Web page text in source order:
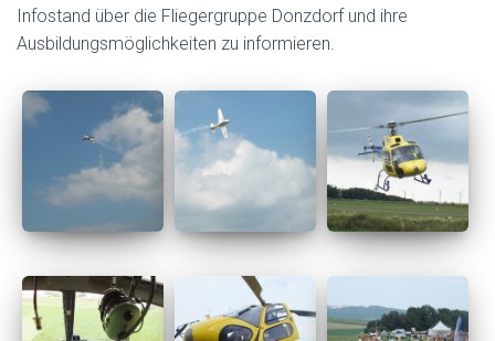
Infostand über die Fliegergruppe Donzdorf und ihre
Ausbildungsmöglichkeiten zu informieren.